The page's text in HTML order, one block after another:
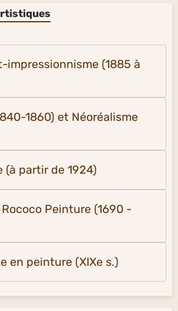
impressionnisme (1885 à
1860) et Néoréalisme
(à partir de 1924)
Peinture (1690 -
en peinture (XIXe s.)